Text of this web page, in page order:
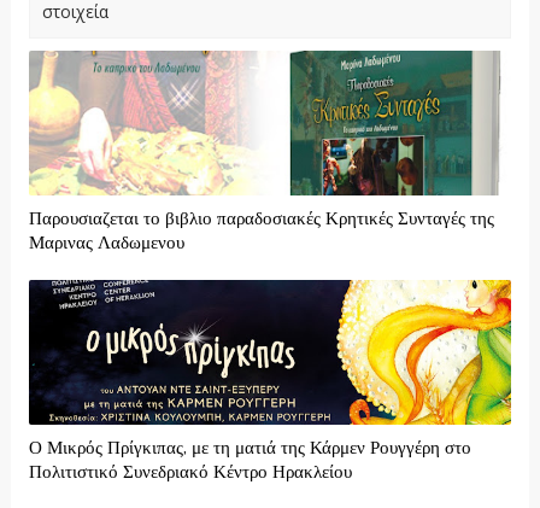
στοιχεία
Παρουσιαζεται το βιβλιο παραδοσιακές Κρητικές Συνταγές της
Μαρινας Λαδωμενου
Ο Μικρός Πρίγκιπας, με τη ματιά της Κάρμεν Ρουγγέρη στο
Πολιτιστικό Συνεδριακό Κέντρο Ηρακλείου